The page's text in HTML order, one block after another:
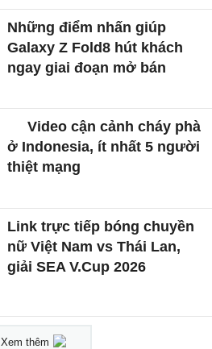
Những điểm nhấn giúp
Galaxy Z Fold8 hút khách
ngay giai đoạn mở bán
Video cận cảnh cháy phà
ở Indonesia, ít nhất 5 người
thiệt mạng
Link trực tiếp bóng chuyền
nữ Việt Nam vs Thái Lan,
giải SEA V.Cup 2026
Xem thêm